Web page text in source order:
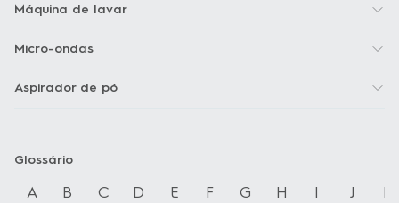
Máquina de lavar
Micro-ondas
Aspirador de pó
Glossário
A B C D E F G H I J K